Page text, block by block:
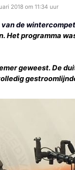
2018 om 11:34 uur
de
Het programma
geweest. De